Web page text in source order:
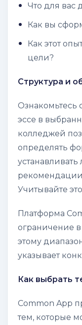
Что для вас
Как вы
Как этот
цели?
Структура и
Ознакомьтесь
эссе в
колледжей
определять
рекомендации
Учитывайте
Платформа
ограничение в
этому
указывает
Как выбрать
Common App
тем, которые